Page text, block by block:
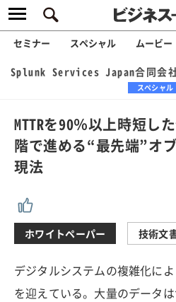
セミナー スペシャル ムービー
Splunk Services Japan合同会
スペシャル
MTTRを90％以上時短
階で進める“最先端”オ
現法
ホワイトペーパー 技術文
デジタルシステムの複雑化に
を迎えている。大量のデータ